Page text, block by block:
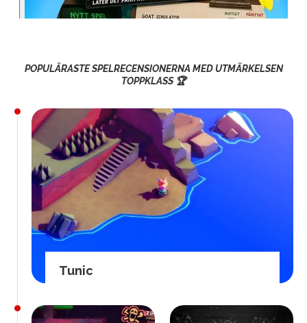
POPULÄRASTE SPELRECENSIONERNA MED UTMÄRKELSEN
TOPPKLASS 🏆
Tunic